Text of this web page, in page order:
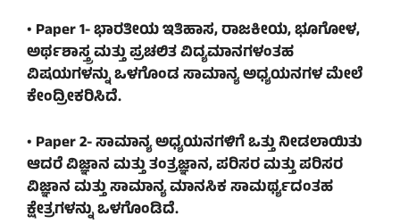
• Paper 1- ಭಾರತೀಯ ಇತಿಹಾಸ, ರಾಜಕೀಯ, ಭೂಗೋಳ,
ಅರ್ಥಶಾಸ್ತ್ರ ಮತ್ತು ಪ್ರಚಲಿತ ವಿದ್ಯಮಾನಗಳಂತಹ
ವಿಷಯಗಳನ್ನು ಒಳಗೊಂಡ ಸಾಮಾನ್ಯ ಅಧ್ಯಯನಗಳ ಮೇಲೆ
ಕೇಂದ್ರೀಕರಿಸಿದೆ.
• Paper 2- ಸಾಮಾನ್ಯ ಅಧ್ಯಯನಗಳಿಗೆ ಒತ್ತು ನೀಡಲಾಯಿತು
ಆದರೆ ವಿಜ್ಞಾನ ಮತ್ತು ತಂತ್ರಜ್ಞಾನ, ಪರಿಸರ ಮತ್ತು ಪರಿಸರ
ವಿಜ್ಞಾನ ಮತ್ತು ಸಾಮಾನ್ಯ ಮಾನಸಿಕ ಸಾಮರ್ಥ್ಯದಂತಹ
ಕ್ಷೇತ್ರಗಳನ್ನು ಒಳಗೊಂಡಿದೆ.